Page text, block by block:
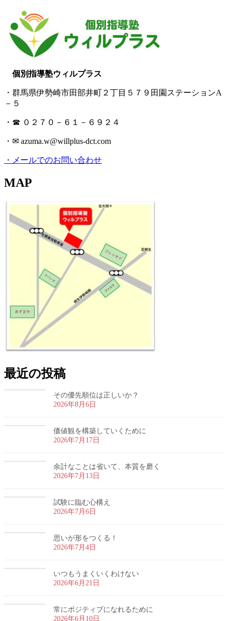
個別指導塾ウィルプラス
・群馬県伊勢崎市田部井町２丁目５７９田園ステーションA
－５
・☎ ０２７０－６１－６９２４
・✉ azuma.w@willplus-dct.com
・メールでのお問い合わせ
MAP
最近の投稿
その優先順位は正しいか？
2026年8月6日
価値観を構築していくために
2026年7月17日
余計なことは省いて、本質を磨く
2026年7月13日
試験に臨む心構え
2026年7月6日
思いが形をつくる！
2026年7月4日
いつもうまくいくわけない
2026年6月21日
常にポジティブになれるために
2026年6月10日